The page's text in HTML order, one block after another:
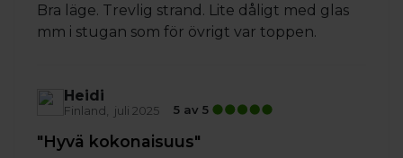
Bra läge. Trevlig strand. Lite dåligt med glas
mm i stugan som för övrigt var toppen.
Heidi
Finland juli 2025 5 av 5
"Hyvä kokonaisuus"